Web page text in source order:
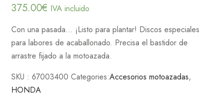
375.00€ IVA incluido
Con una pasada… ¡Listo para plantar! Discos especiales
para labores de acaballonado. Precisa el bastidor de
arrastre fijado a la motoazada.
SKU : 67003400 Categories:Accesorios motoazadas,
HONDA